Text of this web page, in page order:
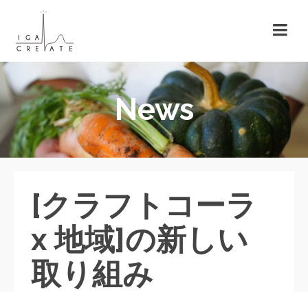
News
[クラフトコーラ
x 地域]の新しい
取り組み